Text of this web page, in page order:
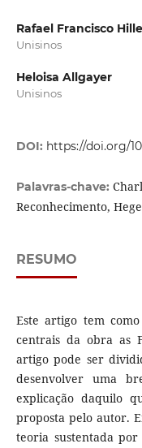
Rafael Francisco
Unisinos
Heloisa Allgayer
Unisinos
DOI: https://doi.org/
Palavras-chave:
Reconhecimento,
RESUMO
Este artigo tem
centrais da obra as
artigo pode ser
desenvolver uma
explicação daquilo
proposta pelo autor.
teoria sustentada